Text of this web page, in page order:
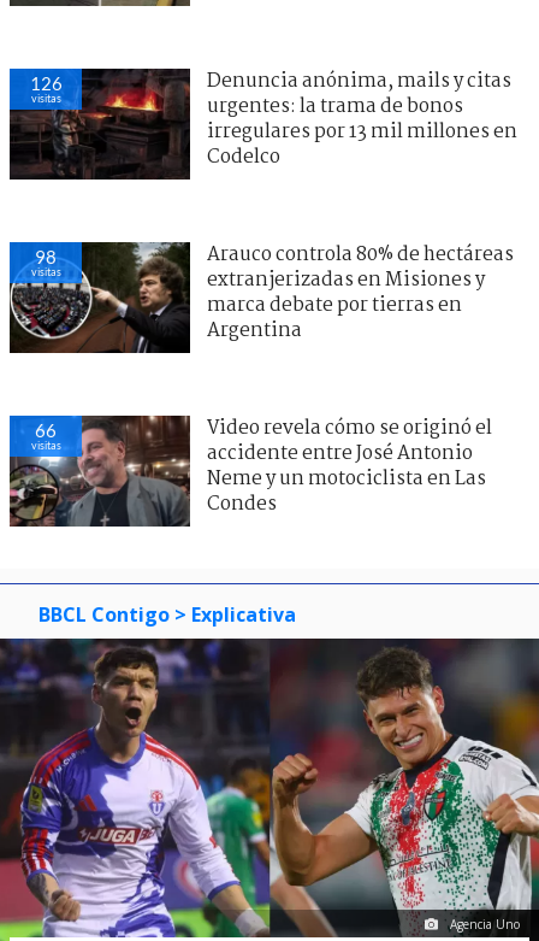
126
visitas
Denuncia anónima, mails y citas
urgentes: la trama de bonos
irregulares por 13 mil millones en
Codelco
98
visitas
Arauco controla 80% de hectáreas
extranjerizadas en Misiones y
marca debate por tierras en
Argentina
66
visitas
Video revela cómo se originó el
accidente entre José Antonio
Neme y un motociclista en Las
Condes
BBCL Contigo > Explicativa
Agencia Uno